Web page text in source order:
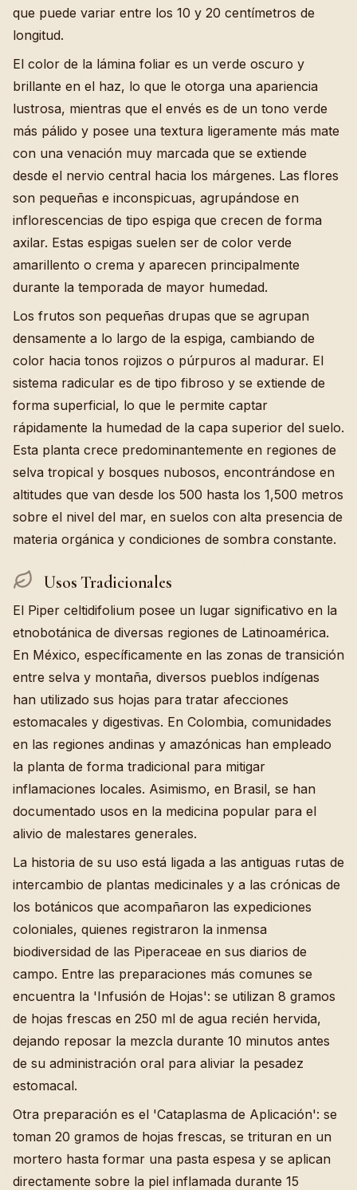
que puede variar entre los 10 y 20 centímetros de
longitud.
El color de la lámina foliar es un verde oscuro y
brillante en el haz, lo que le otorga una apariencia
lustrosa, mientras que el envés es de un tono verde
más pálido y posee una textura ligeramente más mate
con una venación muy marcada que se extiende
desde el nervio central hacia los márgenes. Las flores
son pequeñas e inconspicuas, agrupándose en
inflorescencias de tipo espiga que crecen de forma
axilar. Estas espigas suelen ser de color verde
amarillento o crema y aparecen principalmente
durante la temporada de mayor humedad.
Los frutos son pequeñas drupas que se agrupan
densamente a lo largo de la espiga, cambiando de
color hacia tonos rojizos o púrpuros al madurar. El
sistema radicular es de tipo fibroso y se extiende de
forma superficial, lo que le permite captar
rápidamente la humedad de la capa superior del suelo.
Esta planta crece predominantemente en regiones de
selva tropical y bosques nubosos, encontrándose en
altitudes que van desde los 500 hasta los 1,500 metros
sobre el nivel del mar, en suelos con alta presencia de
materia orgánica y condiciones de sombra constante.
Usos Tradicionales
El Piper celtidifolium posee un lugar significativo en la
etnobotánica de diversas regiones de Latinoamérica.
En México, específicamente en las zonas de transición
entre selva y montaña, diversos pueblos indígenas
han utilizado sus hojas para tratar afecciones
estomacales y digestivas. En Colombia, comunidades
en las regiones andinas y amazónicas han empleado
la planta de forma tradicional para mitigar
inflamaciones locales. Asimismo, en Brasil, se han
documentado usos en la medicina popular para el
alivio de malestares generales.
La historia de su uso está ligada a las antiguas rutas de
intercambio de plantas medicinales y a las crónicas de
los botánicos que acompañaron las expediciones
coloniales, quienes registraron la inmensa
biodiversidad de las Piperaceae en sus diarios de
campo. Entre las preparaciones más comunes se
encuentra la 'Infusión de Hojas': se utilizan 8 gramos
de hojas frescas en 250 ml de agua recién hervida,
dejando reposar la mezcla durante 10 minutos antes
de su administración oral para aliviar la pesadez
estomacal.
Otra preparación es el 'Cataplasma de Aplicación': se
toman 20 gramos de hojas frescas, se trituran en un
mortero hasta formar una pasta espesa y se aplican
directamente sobre la piel inflamada durante 15